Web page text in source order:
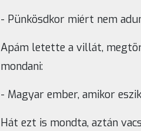
- Pünkösdkor miért nem
Apám letette a villát,
mondani:
- Magyar ember, amikor
Hát ezt is mondta, aztán